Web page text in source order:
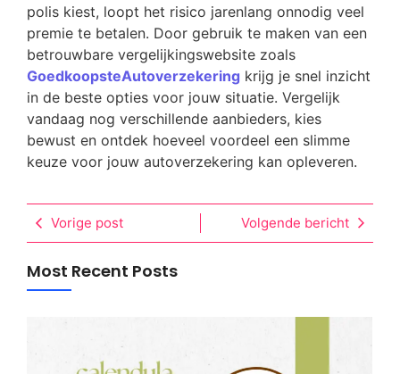
polis kiest, loopt het risico jarenlang onnodig veel
premie te betalen. Door gebruik te maken van een
betrouwbare vergelijkingswebsite zoals
GoedkoopsteAutoverzekering krijg je snel inzicht
in de beste opties voor jouw situatie. Vergelijk
vandaag nog verschillende aanbieders, kies
bewust en ontdek hoeveel voordeel een slimme
keuze voor jouw autoverzekering kan opleveren.
Vorige post Volgende bericht
Most Recent Posts